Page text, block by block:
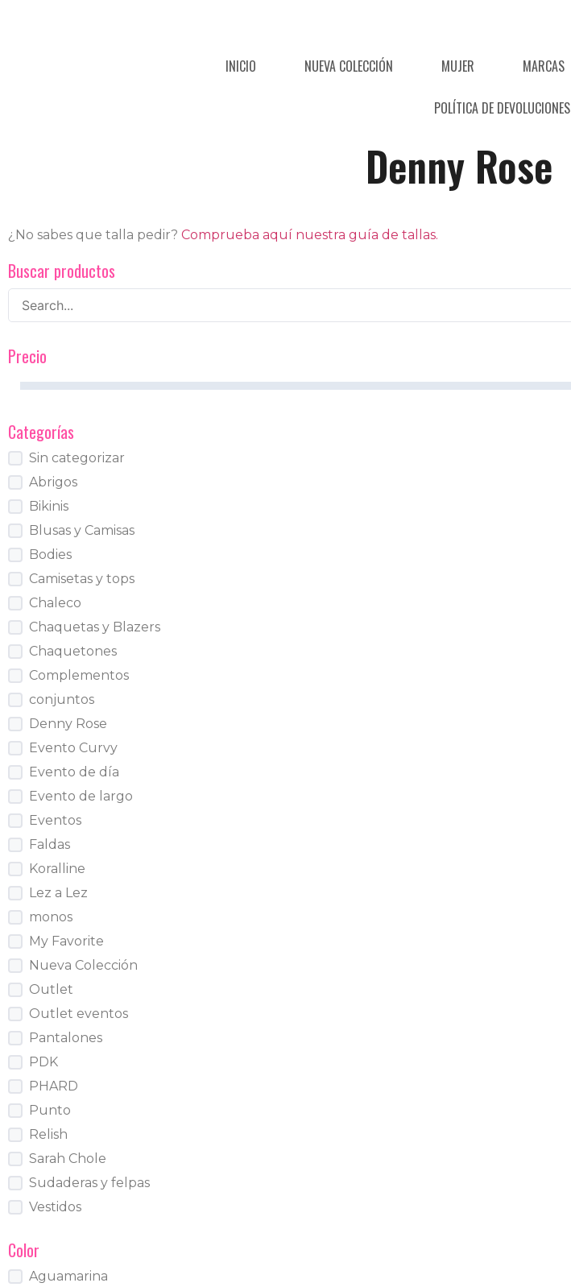
INICIO NUEVA COLECCIÓN MUJER MARCAS
POLÍTICA DE DEVOLUCIONES
Denny Rose
¿No sabes que talla pedir? Comprueba aquí nuestra guía de tallas.
Buscar productos
Precio
Categorías
Sin categorizar
Abrigos
Bikinis
Blusas y Camisas
Bodies
Camisetas y tops
Chaleco
Chaquetas y Blazers
Chaquetones
Complementos
conjuntos
Denny Rose
Evento Curvy
Evento de día
Evento de largo
Eventos
Faldas
Koralline
Lez a Lez
monos
My Favorite
Nueva Colección
Outlet
Outlet eventos
Pantalones
PDK
PHARD
Punto
Relish
Sarah Chole
Sudaderas y felpas
Vestidos
Color
Aguamarina